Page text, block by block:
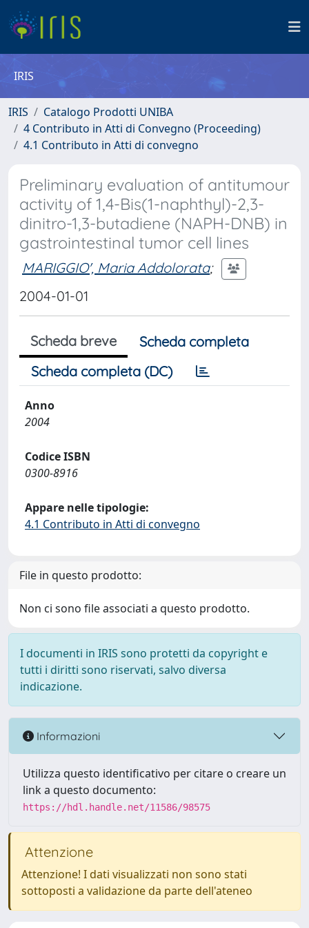
IRIS
IRIS
Catalogo Prodotti UNIBA
4 Contributo in Atti di Convegno (Proceeding)
4.1 Contributo in Atti di convegno
Preliminary evaluation of antitumour
activity of 1,4-Bis(1-naphthyl)-2,3-
dinitro-1,3-butadiene (NAPH-DNB) in
gastrointestinal tumor cell lines
MARIGGIO', Maria Addolorata;
2004-01-01
Scheda breve
Scheda completa
Scheda completa (DC)
Anno
2004
Codice ISBN
0300-8916
Appare nelle tipologie:
4.1 Contributo in Atti di convegno
File in questo prodotto:
Non ci sono file associati a questo prodotto.
I documenti in IRIS sono protetti da copyright e
tutti i diritti sono riservati, salvo diversa
indicazione.
Informazioni
Utilizza questo identificativo per citare o creare un
link a questo documento:
https://hdl.handle.net/11586/98575
Attenzione
Attenzione! I dati visualizzati non sono stati
sottoposti a validazione da parte dell'ateneo